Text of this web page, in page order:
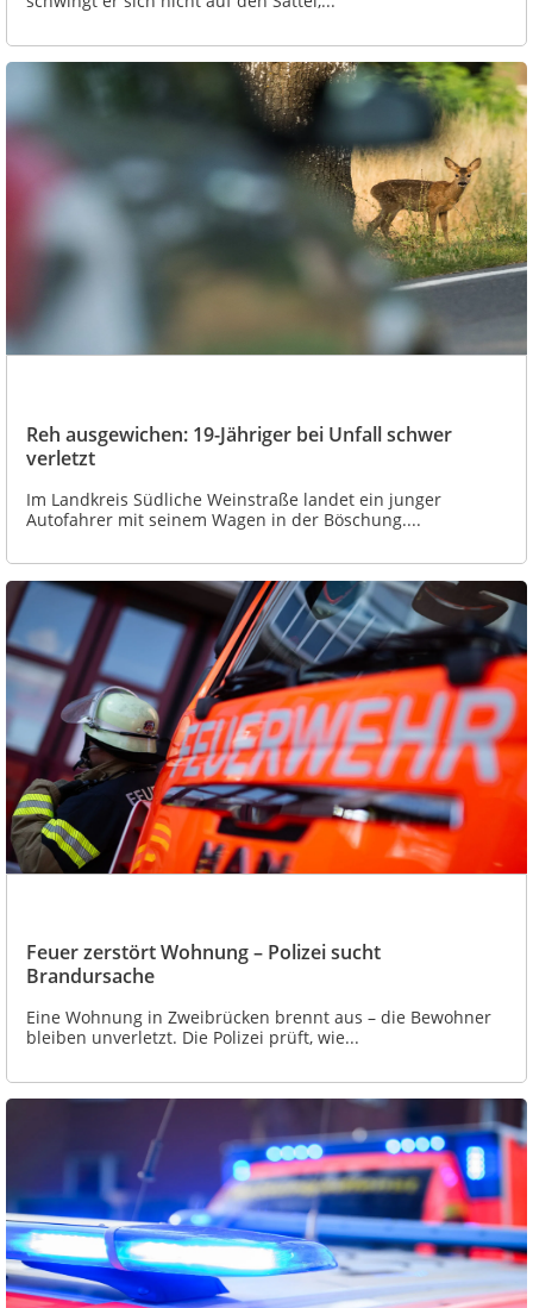
Reh ausgewichen: 19-Jähriger bei Unfall schwer
verletzt
Im Landkreis Südliche Weinstraße landet ein junger
Autofahrer mit seinem Wagen in der Böschung....
Feuer zerstört Wohnung – Polizei sucht
Brandursache
Eine Wohnung in Zweibrücken brennt aus – die Bewohner
bleiben unverletzt. Die Polizei prüft, wie...